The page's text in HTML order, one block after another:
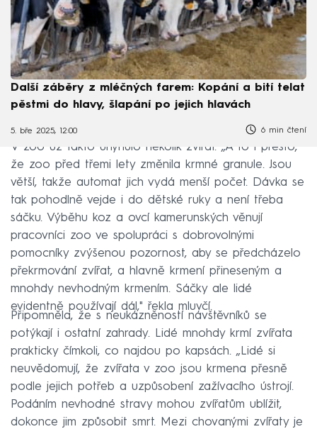
Další záběry z mléčných farem: Kopání a bití telat
pěstmi do hlavy, šlapání po jejich hlavách
5. bře 2025, 12:00 6 min čtení
V zoo už takto uhynulo několik zvířat. „A to i přesto,
že zoo před třemi lety změnila krmné granule. Jsou
větší, takže automat jich vydá menší počet. Dávka se
tak pohodlně vejde i do dětské ruky a není třeba
sáčku. Výběhu koz a ovcí kamerunských věnují
pracovníci zoo ve spolupráci s dobrovolnými
pomocníky zvýšenou pozornost, aby se předcházelo
překrmování zvířat, a hlavně krmení přineseným a
mnohdy nevhodným krmením. Sáčky ale lidé
evidentně používají dál," řekla mluvčí.
Připomněla, že s neukázněností návštěvníků se
potýkají i ostatní zahrady. Lidé mnohdy krmí zvířata
prakticky čímkoli, co najdou po kapsách. „Lidé si
neuvědomují, že zvířata v zoo jsou krmena přesně
podle jejich potřeb a uzpůsobení zažívacího ústrojí.
Podáním nevhodné stravy mohou zvířatům ublížit,
dokonce jim způsobit smrt. Mezi chovanými zvířaty je